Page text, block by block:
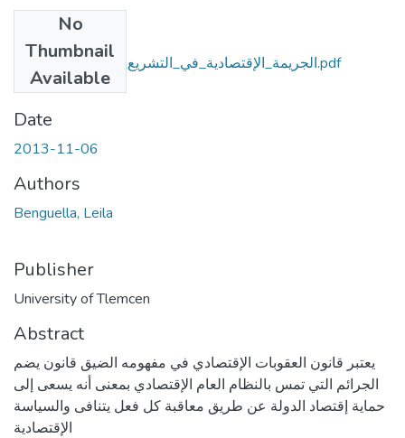
No
Thumbnail
Available
الجريمة_الإقتصادية_في_التشريع_والقضاء_الجزائري.pdf
(115.63 MB)
Date
2013-11-06
Authors
Benguella, Leila
Publisher
University of Tlemcen
Abstract
يعتبر قانون العقوبات الإقتصادي في مفهومه الضيق قانون يضم
الجرائم التي تمس بالنظام العام الإقتصادي بمعنى أنه يسعى إلى
حماية إقتصاد الدولة عن طريق معاقبة كل فعل يتنافى والسياسة
الإقتصادية